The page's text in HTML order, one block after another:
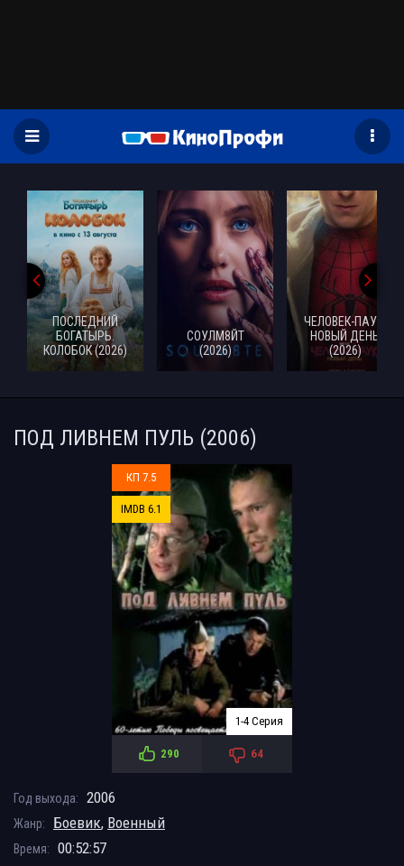
ПОСЛЕДНИЙ
БОГАТЫРЬ.
КОЛОБОК (2026)
СОУЛМ8ЙТ
(2026)
ЧЕЛОВЕК-ПАУК:
НОВЫЙ ДЕНЬ
(2026)
ПОД ЛИВНЕМ ПУЛЬ (2006)
КП 7.5
IMDB 6.1
1-4 Серия
290 64
Год выхода: 2006
Жанр: Боевик, Военный
Время: 00:52:57